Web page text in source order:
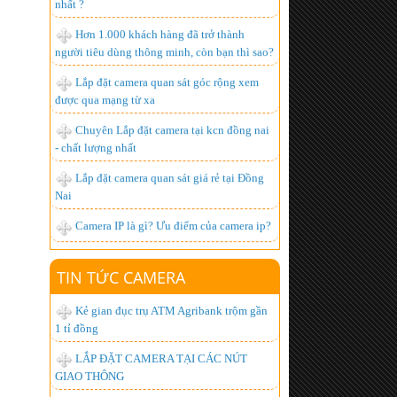
Lắp đặt camera quan sát góc rộng xem
được qua mạng từ xa
Chuyên Lắp đặt camera tại kcn đồng nai
- chất lượng nhất
Lắp đặt camera quan sát giá rẻ tại Đồng
Nai
Camera IP là gì? Ưu điểm của camera ip?
camera tphcm
Lắp đặt truyền hình k+, Lắp đặt k+
Lắp đặt camera tại công ty ValiExo
Lắp Đặt Camera công ty S.G tại Bình
Dương
Lắp đặt camera tại bình dương
TIN TỨC CAMERA
Kẻ gian đục trụ ATM Agribank trộm gần
1 tỉ đồng
LẮP ĐẶT CAMERA TẠI CÁC NÚT
GIAO THÔNG